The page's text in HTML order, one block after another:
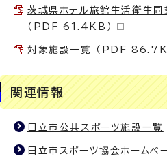
茨城県ホテル旅館生活衛生
（PDF 61.4KB）
対象施設一覧 （PDF
関連情報
日立市公共スポーツ施設一覧
日立市スポーツ協会ホームペ